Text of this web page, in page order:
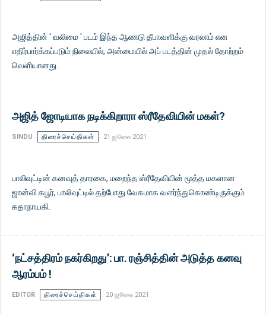
அஜித்தின் ' வலிமை ' படம் இந்த ஆணடு தீபாவளிக்கு வரலாம் என
எதிர்பார்க்கப்படும் நிலையில், அன்மையில் அப் படத்தின் முதல் தோற்றம்
வெளியானது.
அஜித் ஜோடியாக நடிக்கிறாரா ஸ்ரீதேவியின் மகள்?
SINDU திரைச்செய்திகள் 21 ஜூலை 2021
பாலிவுட்டின் கனவுத் தாரகை, மறைந்த ஸ்ரீதேவியின் மூத்த மகளான
ஜான்வி கபூர், பாலிவுட்டில் தற்போது வேகமாக வளர்ந்துகொண்டிருக்கும்
கதாநாயகி.
‘நட்சத்திரம் நகர்கிறது’: பா. ரஞ்சித்தின் அடுத்த கனவு
ஆரம்பம் !
EDITOR திரைச்செய்திகள் 20 ஜூலை 2021